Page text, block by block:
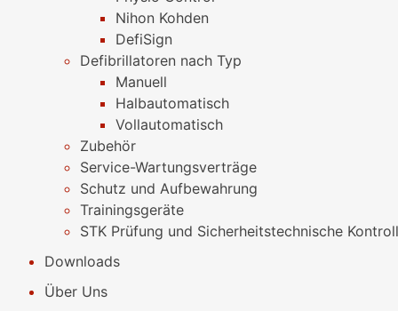
Nihon Kohden
DefiSign
Defibrillatoren nach Typ
Manuell
Halbautomatisch
Vollautomatisch
Zubehör
Service-Wartungsverträge
Schutz und Aufbewahrung
Trainingsgeräte
STK Prüfung und Sicherheitstechnische
Downloads
Über Uns